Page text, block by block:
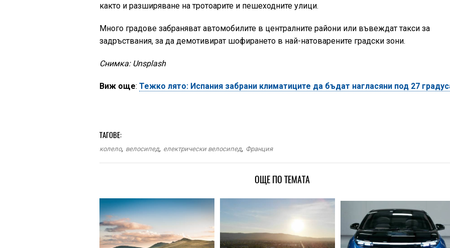
както и разширяване на тротоарите и пешеходните улици.
Много градове забраняват автомобилите в централните райони или въвеждат такси за
задръствания, за да демотивират шофирането в най-натоварените градски зони.
Снимка: Unsplash
Виж още:Тежко лято: Испания забрани климатиците да бъдат нагласяни под 27
ТАГОВЕ:
колело, велосипед, електрически велосипед, Франция
ОЩЕ ПО ТЕМАТА